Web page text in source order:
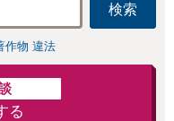
検索
作物 違法
る